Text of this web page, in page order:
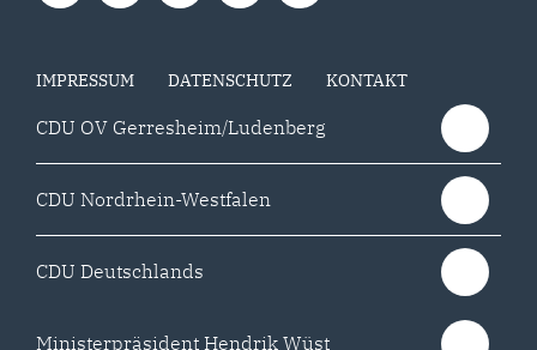
IMPRESSUM DATENSCHUTZ KONTAKT
CDU OV Gerresheim/Ludenberg
CDU Nordrhein-Westfalen
CDU Deutschlands
Ministerpräsident Hendrik Wüst